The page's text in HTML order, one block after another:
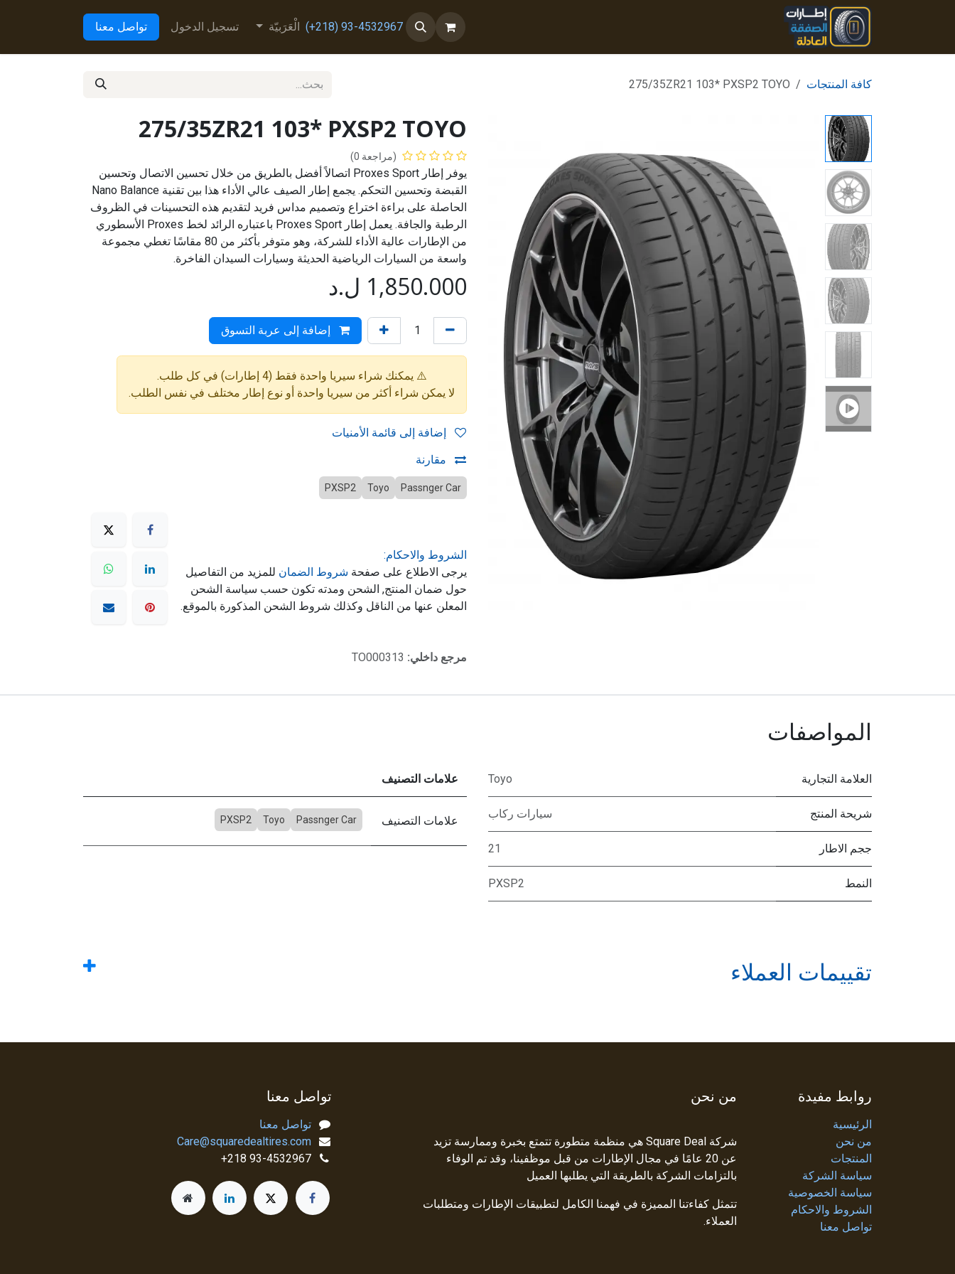
تخطي للذهاب إلى المحتوى
93-4532967 (218+) الْعَرَبيّة تسجيل الدخول تواصل معنا
كافة المنتجات 275/35ZR21 103* PXSP2 TOYO
275/35ZR21 103* PXSP2 TOYO
(مراجعة 0)
يوفر إطار Proxes Sport اتصالاً أفضل بالطريق من خلال تحسين الاتصال وتحسين
القبضة وتحسين التحكم. يجمع إطار الصيف عالي الأداء هذا بين تقنية Nano Balance
الحاصلة على براءة اختراع وتصميم مداس فريد لتقديم هذه التحسينات في الظروف
الرطبة والجافة. يعمل إطار Proxes Sport باعتباره الرائد لخط Proxes الأسطوري
من الإطارات عالية الأداء للشركة، وهو متوفر بأكثر من 80 مقاسًا تغطي مجموعة
واسعة من السيارات الرياضية الحديثة وسيارات السيدان الفاخرة.
1,850.000 ل.د
إضافة إلى عربة التسوق
⚠️ يمكنك شراء سيريا واحدة فقط (4 إطارات) في كل طلب.
لا يمكن شراء أكثر من سيريا واحدة أو نوع إطار مختلف في نفس الطلب.
مقارنة
Passnger Car
Toyo
PXSP2
الشروط والاحكام:
يرجى الاطلاع على صفحة شروط الضمان للمزيد من التفاصيل
حول ضمان المنتج, الشحن ومدته تكون حسب سياسة الشحن
المعلن عنها من الناقل وكذلك شروط الشحن المذكورة بالموقع.
مرجع داخلي: TO000313
المواصفات
العلامة التجارية Toyo
شريحة المنتج سيارات ركاب
ججم الاطار 21
النمط PXSP2
علامات التصنيف
علامات التصنيف Passnger Car
Toyo
PXSP2
تقييمات العملاء
روابط مفيدة
الرئيسية
من نحن
المنتجات
سياسة الشركة
سياسة الخصوصية
الشروط والاحكام
تواصل معنا
من نحن
شركة Square Deal هي منظمة متطورة تتمتع بخبرة وممارسة تزيد
عن 20 عامًا في مجال الإطارات من قبل موظفينا، وقد تم الوفاء
بالتزامات الشركة بالطريقة التي يطلبها العميل
تتمثل كفاءتنا المميزة في فهمنا الكامل لتطبيقات الإطارات ومتطلبات
العملاء.
تواصل معنا
تواصل معنا
Care@squaredealtires.com
93-4532967 218+